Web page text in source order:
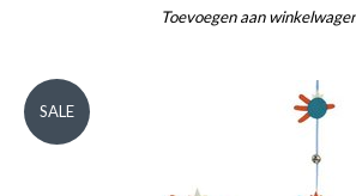
Toevoegen aan
SALE